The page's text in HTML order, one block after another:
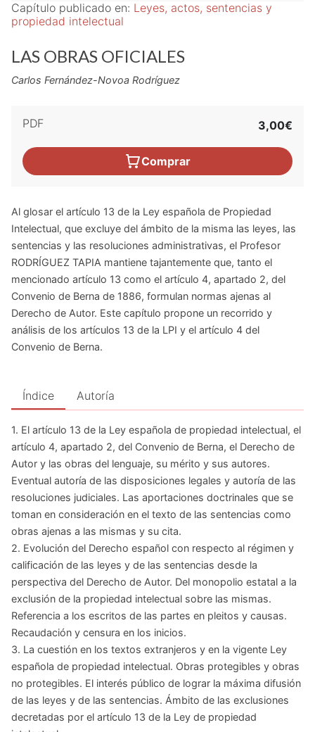
Capítulo publicado en: Leyes, actos, sentencias y
propiedad intelectual
LAS OBRAS OFICIALES
Carlos Fernández-Novoa Rodríguez
PDF 3,00€
Comprar
Al glosar el artículo 13 de la Ley española de Propiedad
Intelectual, que excluye del ámbito de la misma las leyes, las
sentencias y las resoluciones administrativas, el Profesor
RODRÍGUEZ TAPIA mantiene tajantemente que, tanto el
mencionado artículo 13 como el artículo 4, apartado 2, del
Convenio de Berna de 1886, formulan normas ajenas al
Derecho de Autor. Este capítulo propone un recorrido y
análisis de los artículos 13 de la LPI y el artículo 4 del
Convenio de Berna.
Índice Autoría
1. El artículo 13 de la Ley española de propiedad intelectual, el
artículo 4, apartado 2, del Convenio de Berna, el Derecho de
Autor y las obras del lenguaje, su mérito y sus autores.
Eventual autoría de las disposiciones legales y autoría de las
resoluciones judiciales. Las aportaciones doctrinales que se
toman en consideración en el texto de las sentencias como
obras ajenas a las mismas y su cita.
2. Evolución del Derecho español con respecto al régimen y
calificación de las leyes y de las sentencias desde la
perspectiva del Derecho de Autor. Del monopolio estatal a la
exclusión de la propiedad intelectual sobre las mismas.
Referencia a los escritos de las partes en pleitos y causas.
Recaudación y censura en los inicios.
3. La cuestión en los textos extranjeros y en la vigente Ley
española de propiedad intelectual. Obras protegibles y obras
no protegibles. El interés público de lograr la máxima difusión
de las leyes y de las sentencias. Ámbito de las exclusiones
decretadas por el artículo 13 de la Ley de propiedad